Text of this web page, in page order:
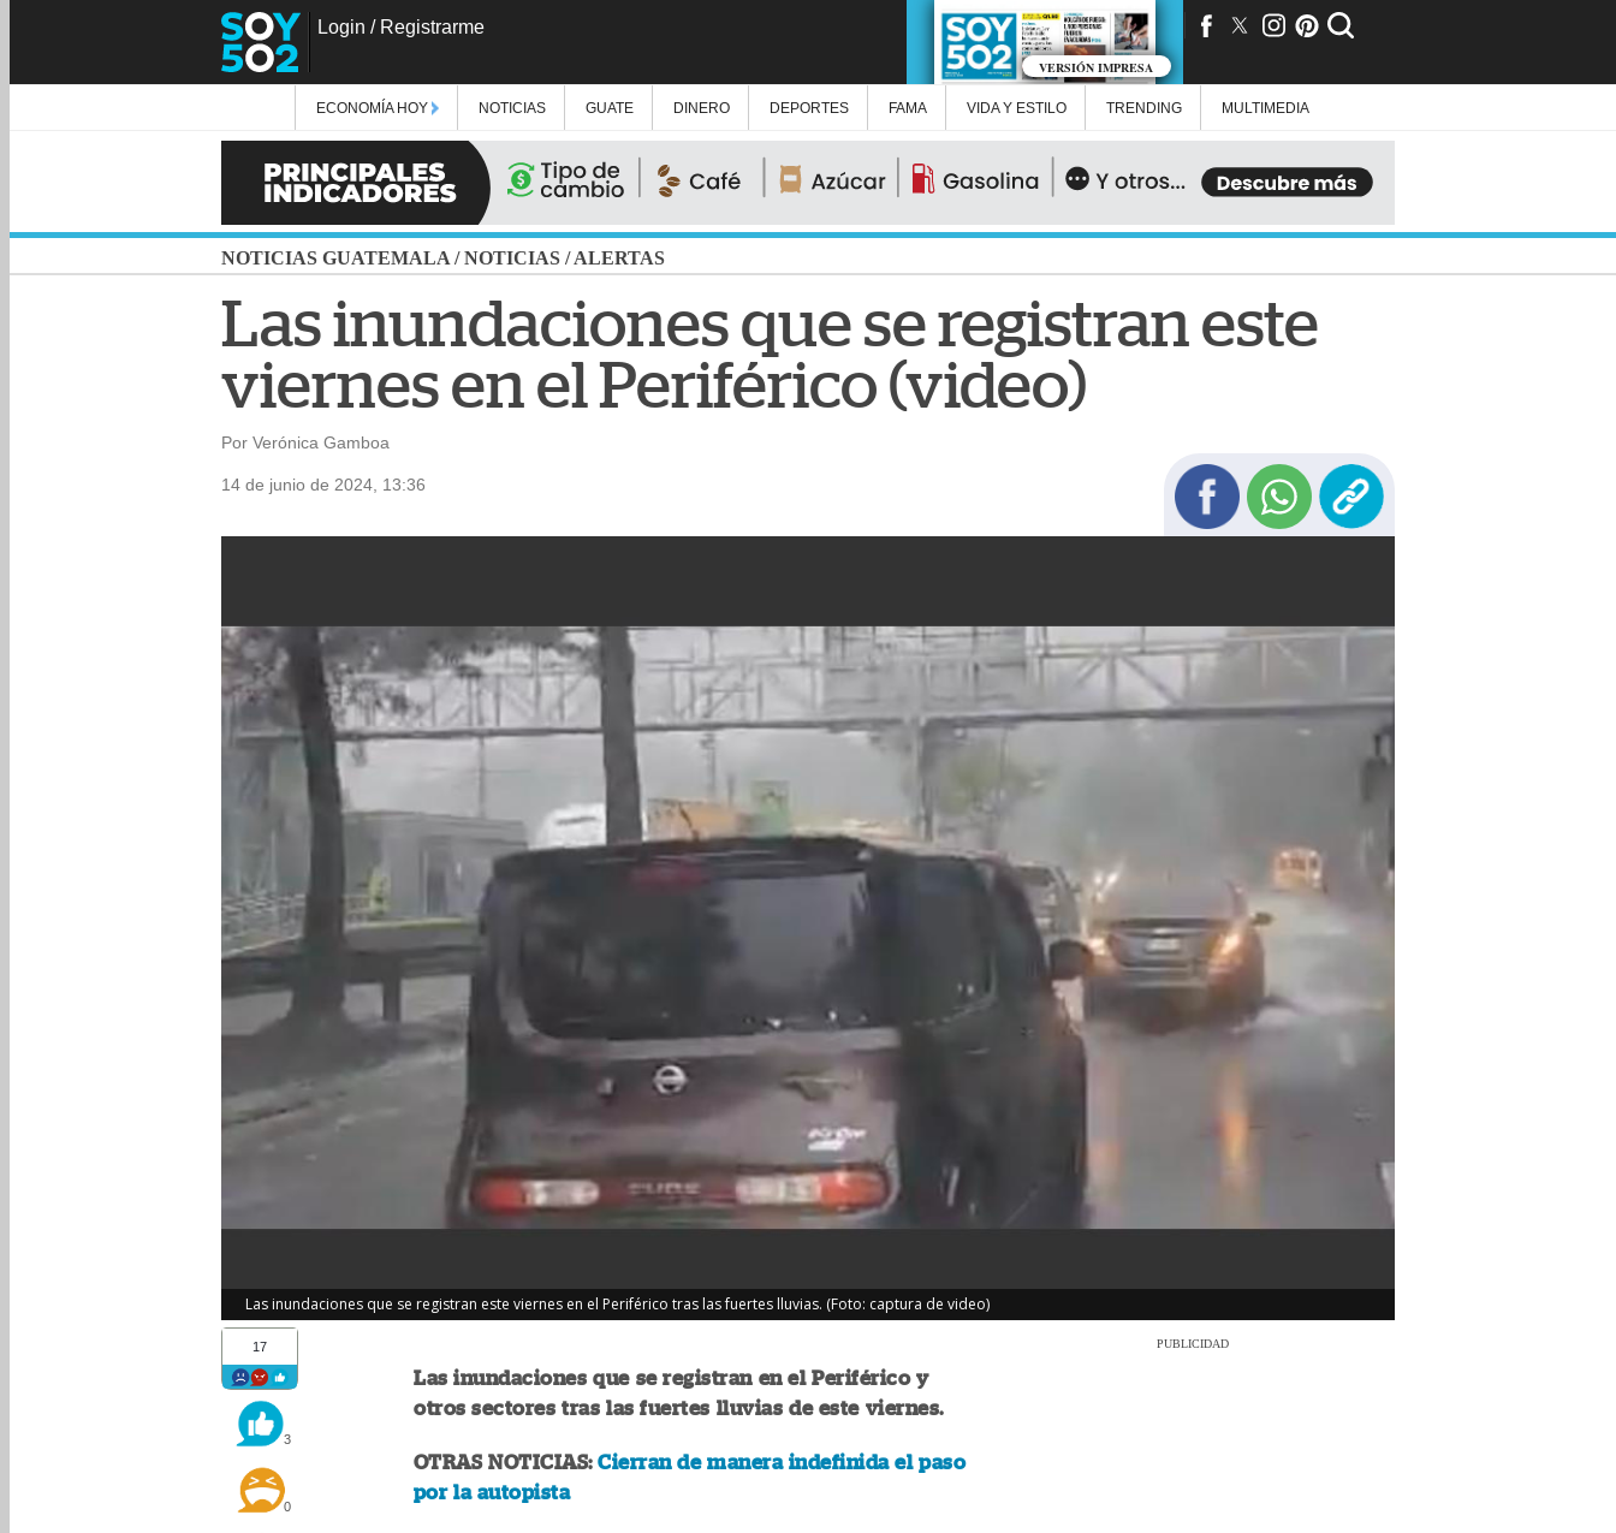
Login / Registrarme
VERSIÓN IMPRESA
ECONOMÍA HOY NOTICIAS GUATE DINERO DEPORTES FAMA VIDA Y ESTILO TRENDING MULTIMEDIA
NOTICIAS GUATEMALA /NOTICIAS /ALERTAS
Las inundaciones que se registran este
viernes en el Periférico (video)
Por Verónica Gamboa
14 de junio de 2024, 13:36
Las inundaciones que se registran este viernes en el Periférico tras las fuertes lluvias. (Foto: captura de video)
17
3
0
Las inundaciones que se registran en el Periférico y
otros sectores tras las fuertes lluvias de este viernes.
OTRAS NOTICIAS:Cierran de manera indefinida el paso
por la autopista
PUBLICIDAD